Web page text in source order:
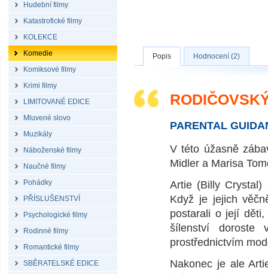
Hudební filmy
Katastrofické filmy
KOLEKCE
Komedie
Komiksové filmy
Krimi filmy
LIMITOVANÉ EDICE
Mluvené slovo
Muzikály
Náboženské filmy
Naučné filmy
Pohádky
PŘÍSLUŠENSTVÍ
Psychologické filmy
Rodinné filmy
Romantické filmy
SBĚRATELSKÉ EDICE
Popis Hodnocení (2)
PARENTAL
V této úžasně
Midler a Marisa
Artie (Billy Crystal)
Když je jejich
postarali o její
šílenství
prostřednictvím
Nakonec je ale